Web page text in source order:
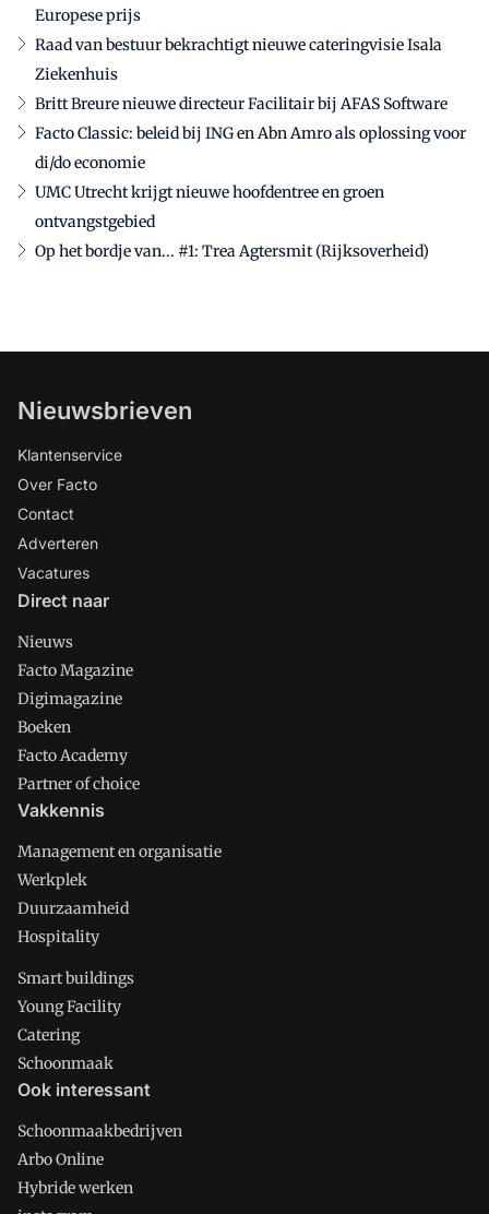
Europese prijs
Raad van bestuur bekrachtigt nieuwe cateringvisie Isala
Ziekenhuis
Britt Breure nieuwe directeur Facilitair bij AFAS Software
Facto Classic: beleid bij ING en Abn Amro als oplossing voor
di/do economie
UMC Utrecht krijgt nieuwe hoofdentree en groen
ontvangstgebied
Op het bordje van... #1: Trea Agtersmit (Rijksoverheid)
Nieuwsbrieven
Klantenservice
Over Facto
Contact
Adverteren
Vacatures
Direct naar
Nieuws
Facto Magazine
Digimagazine
Boeken
Facto Academy
Partner of choice
Vakkennis
Management en organisatie
Werkplek
Duurzaamheid
Hospitality
Smart buildings
Young Facility
Catering
Schoonmaak
Ook interessant
Schoonmaakbedrijven
Arbo Online
Hybride werken